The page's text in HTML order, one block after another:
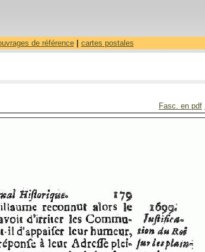
de référence| cartes postales
Fasc. en pdf